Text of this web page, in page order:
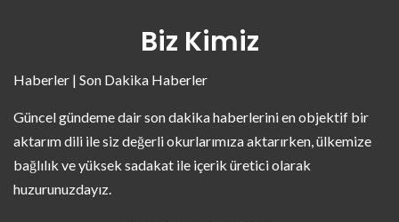
Biz Kimiz
Haberler | Son Dakika Haberler
Güncel gündeme dair son dakika haberlerini en objektif bir
aktarım dili ile siz değerli okurlarımıza aktarırken, ülkemize
bağlılık ve yüksek sadakat ile içerik üretici olarak
huzurunuzdayız.